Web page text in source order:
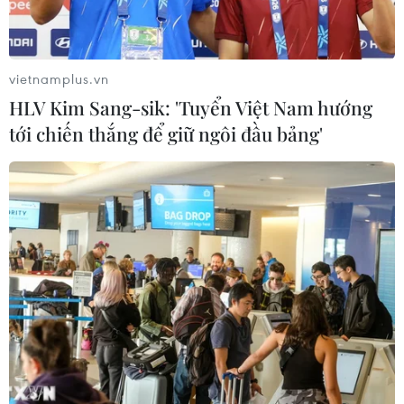
Xem thêm
CƠ QUAN CHỦ QUẢN: THÔNG TẤN XÃ VIỆT NAM
Tổng Biên tập: TRẦN TIẾN DUẨN
Phó Tổng Biên tập: NGUYỄN THỊ TÁM, KHÚC THANH
THỦY
Sở hữu trí tuệ
Quy định sử dụng
RSS
Hỗ trợ
Ngôn ngữ
TTXVN
vietnamplus.vn
HLV Kim Sang-sik: 'Tuyển Việt Nam hướng
tới chiến thắng để giữ ngôi đầu bảng'